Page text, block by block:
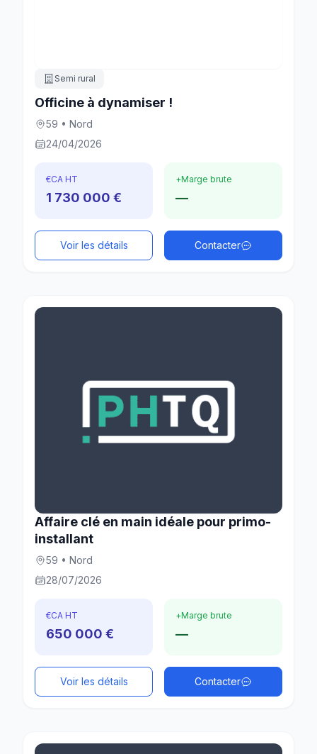
Semi rural
Officine à dynamiser !
59 • Nord
24/04/2026
€CA HT
1 730 000 €
+Marge brute
—
Voir les détails Contacter
Affaire clé en main idéale pour primo-
installant
59 • Nord
28/07/2026
€CA HT
650 000 €
+Marge brute
—
Voir les détails Contacter